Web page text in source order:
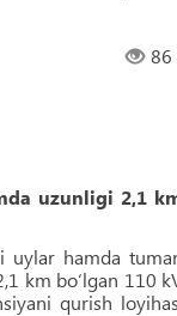
86
uzunligi 2,1
uylar hamda
km bo‘lgan 110
qurish